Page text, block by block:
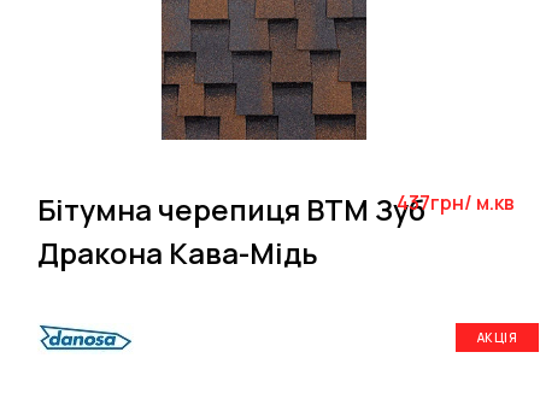
Бітумна черепиця BTM Зуб
Дракона Кава-Мідь
437грн/ м.кв
АКЦІЯ